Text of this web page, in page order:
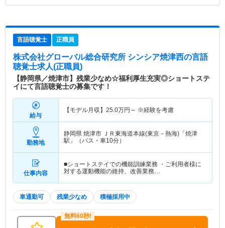
言語聴覚士 正職員
株式会社グローバル総合研究所 シンシア焼津西の言語
聴覚士求人(正職員)
【静岡県／焼津市】残業少なめ☆福利厚生充実◎ショートステ
イにて言語聴覚士の募集です！
給与
【モデル月収】 25.0万円～ ※経験を考慮
勤務地
静岡県 焼津市 ＪＲ東海道本線(東京－熱海)「焼津
駅」（バス・車10分）
仕事内容
■ショートステイでの機能訓練業務 ・ご利用者様に
対する運動機能の維持、改善業務…
車通勤可 残業少なめ 積極採用中